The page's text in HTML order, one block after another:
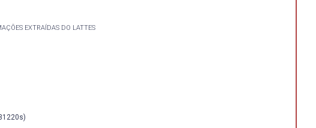
EXTRAÍDAS DO LATTES